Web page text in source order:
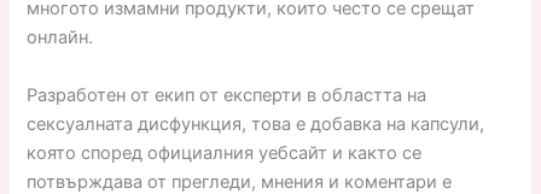
многото измамни продукти, които често се срещат
онлайн.
Разработен от екип от експерти в областта на
сексуалната дисфункция, това е добавка на капсули,
която според официалния уебсайт и както се
потвърждава от прегледи, мнения и коментари е